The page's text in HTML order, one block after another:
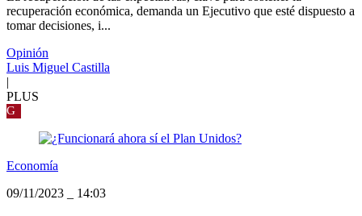
recuperación económica, demanda un Ejecutivo que esté dispuesto a
tomar decisiones, i...
Opinión
Luis Miguel Castilla
PLUS
G
Economía
09/11/2023
14:03